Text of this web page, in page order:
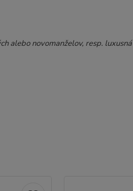
alebo novomanželov, resp.